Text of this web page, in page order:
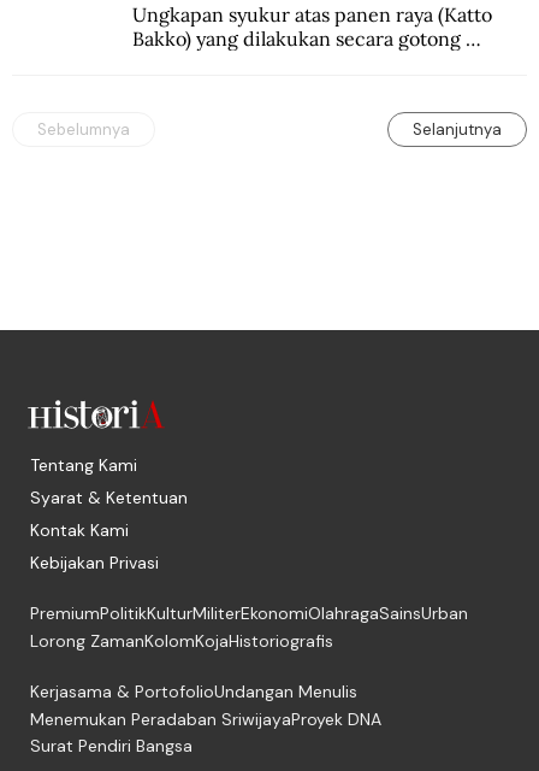
Ungkapan syukur atas panen raya (Katto
Bakko) yang dilakukan secara gotong
Sebelumnya Selanjutnya
Tentang Kami
Syarat & Ketentuan
Kontak Kami
Kebijakan Privasi
PremiumPolitikKulturMiliterEkonomiOlahragaSainsUrban
Lorong ZamanKolomKojaHistoriografis
Kerjasama & PortofolioUndangan Menulis
Menemukan Peradaban SriwijayaProyek DNA
Surat Pendiri Bangsa